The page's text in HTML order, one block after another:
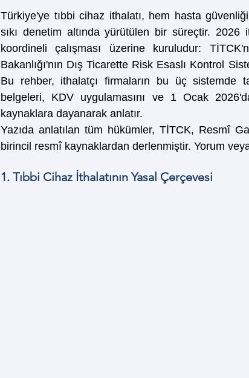
Türkiye'ye tıbbi cihaz ithalatı, hem hasta
sıkı denetim altında yürütülen bir süreçtir.
koordineli çalışması üzerine kuruludur:
Bakanlığı'nın Dış Ticarette Risk Esaslı Kontrol
Bu rehber, ithalatçı firmaların bu üç sistemde
belgeleri, KDV uygulamasını ve 1 Ocak
kaynaklara dayanarak anlatır.
Yazıda anlatılan tüm hükümler, TİTCK, Resmî
birincil resmî kaynaklardan derlenmiştir. Yorum
1. Tıbbi Cihaz İthalatının Yasal Çerçevesi